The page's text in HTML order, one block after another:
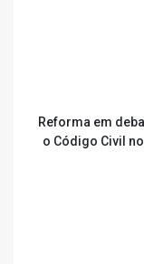
Reforma em
o Código Civil